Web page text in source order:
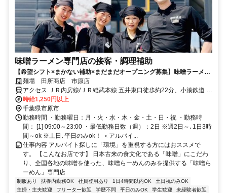
味噌ラーメン専門店の接客・調理補助
【希望シフト×まかない補助×まだまだオープニング募集】味噌ラーメン
専門店「麺場 田所商店 市原店」は、4月にオープンしたばかり！まだま
だ新しいお店だからこそ、みんなでアイデアを出し合いながら、もっと
居心地のいいお店をつくっていける楽しさがあります。ランチに働きた
い主婦（夫）さんも、学校帰りの学生さんも、しっかり稼ぎたいフリー
ターさんも大歓迎！味噌のいい香りに包まれながら、お客様の「また来
るね！」が増えていくお店を、一緒につくりませんか？今しか味わえな
い「オープニングのワクワク」を、ぜひ一緒に楽しみましょう！
麺場 田所商店 市原店
アクセス ＪＲ内房線/ＪＲ総武本線 五井東口徒歩約22分、小湊鉄道 五
井東口徒歩約22分、ＪＲ内房線/ＪＲ総武本線 八幡宿西口徒歩約29分
※車・バイク通勤OK
時給1,250円以上
千葉県市原市
勤務時間 ・勤務曜日：月・火・水・木・金・土・日・祝 ・勤務時
間： [1] 09:00～23:00 ・最低勤務日数（週）：2日 ※週2日～､1日3時
間～ok ※土日､平日のみok！ ＜アルバイ...
仕事内容 アルバイト探しに「環境」を重視する方にはおススメで
す。 【こんなお店です】 日本古来の食文化である「味噌」にこだわ
り、全国各地の味噌を使った、味噌らーめんのみを提供する「味噌ら
ーめん」専門店...
制服あり 扶養内勤務OK 社員登用あり 1日4時間以内OK
土日祝のみOK
主婦・主夫歓迎
フリーター歓迎 学歴不問 平日のみOK 学生歓迎
未経験者歓迎